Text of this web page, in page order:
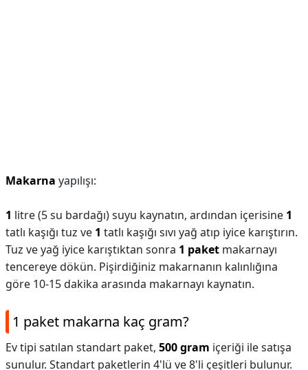
Makarna yapılışı:
1 litre (5 su bardağı) suyu kaynatın, ardından içerisine 1
tatlı kaşığı tuz ve 1 tatlı kaşığı sıvı yağ atıp iyice karıştırın.
Tuz ve yağ iyice karıştıktan sonra 1 paket makarnayı
tencereye dökün. Pişirdiğiniz makarnanın kalınlığına
göre 10-15 dakika arasında makarnayı kaynatın.
1 paket makarna kaç gram?
Ev tipi satılan standart paket, 500 gram içeriği ile satışa
sunulur. Standart paketlerin 4'lü ve 8'li çeşitleri bulunur.